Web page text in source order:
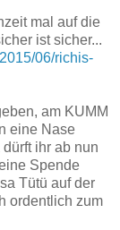
mal auf die
ist sicher...
06/richis-
am KUMM
eine Nase
ihr ab nun
Spende
Tütü auf der
ordentlich zum